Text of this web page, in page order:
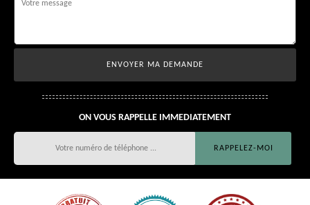
ON VOUS RAPPELLE IMMEDIATEMENT